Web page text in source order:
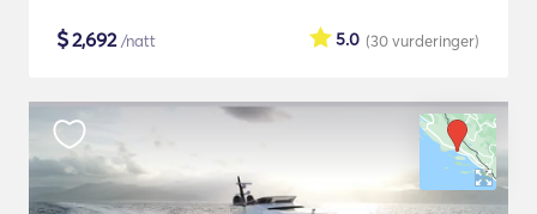
$2,692/natt (30vurderinger)
5.0